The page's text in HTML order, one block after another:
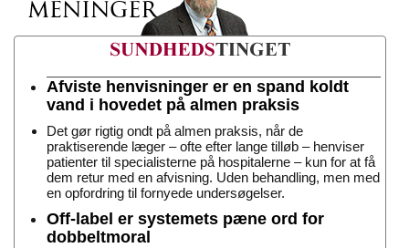
Afviste henvisninger er en spand koldt
vand i hovedet på almen praksis
Det gør rigtig ondt på almen praksis, når de
praktiserende læger – ofte efter lange tilløb – henviser
patienter til specialisterne på hospitalerne – kun for at få
dem retur med en afvisning. Uden behandling, men med
en opfordring til fornyede undersøgelser.
Off-label er systemets pæne ord for
dobbeltmoral